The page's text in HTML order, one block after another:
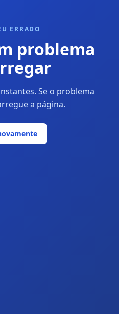
ERRADO
problema
Se o problema
a página.